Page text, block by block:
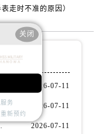
走时不准的原因）
2026-07-11
2026年7月最新） 2026-07-11
（2026年7月最新） 2026-07-11
关闭
务
新预约